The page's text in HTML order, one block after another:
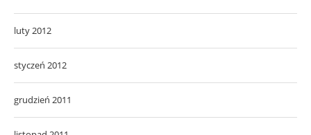
grudzień 2011
listopad 2011
październik 2011
wrzesień 2011